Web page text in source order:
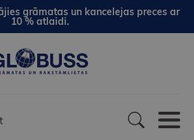
grāmatas un kancelejas preces ar
10 % atlaidi.